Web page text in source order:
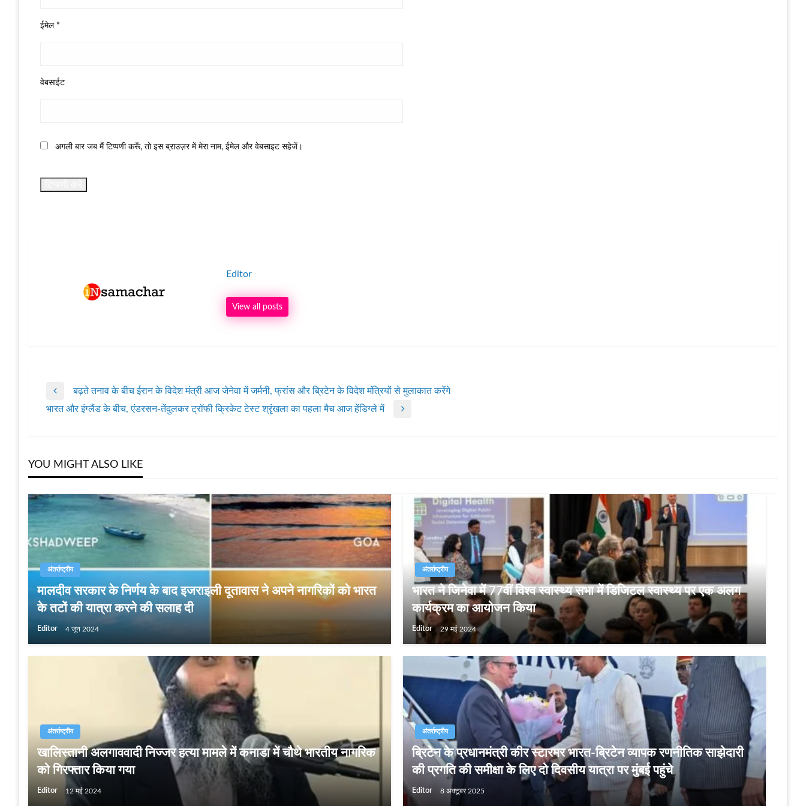
ईमेल *
वेबसाईट
अगली बार जब मैं टिप्पणी करूँ, तो इस ब्राउज़र में मेरा नाम, ईमेल और वेबसाइट सहेजें।
Editor
View all posts
पोस्ट
Previous
Post
बढ़ते तनाव के बीच ईरान के विदेश मंत्री आज जेनेवा में जर्मनी, फ्रांस और ब्रिटेन के विदेश मंत्रियों से मुलाकात करेंगे
Next
भारत और इंग्‍लैंड के बीच, एंडरसन-तेंदुलकर ट्रॉफी क्रिकेट टेस्‍ट श्रृंखला का पहला मैच आज हेंडिग्‍ले में
YOU MIGHT ALSO LIKE
अंतर्राष्ट्रीय
मालदीव सरकार के निर्णय के बाद इजराइली दूतावास ने अपने नागरिकों को भारत
के तटों की यात्रा करने की सलाह दी
Editor 4 जून 2024
अंतर्राष्ट्रीय
भारत ने जिनेवा में 77वीं विश्व स्वास्थ्य सभा में डिजिटल स्वास्थ्य पर एक अलग
कार्यक्रम का आयोजन किया
Editor 29 मई 2024
अंतर्राष्ट्रीय
खालिस्तानी अलगाववादी निज्जर हत्या मामले में कनाडा में चौथे भारतीय नागरिक
को गिरफ्तार किया गया
Editor 12 मई 2024
अंतर्राष्ट्रीय
ब्रिटेन के प्रधानमंत्री कीर स्टारमर भारत-ब्रिटेन व्यापक रणनीतिक साझेदारी
की प्रगति की समीक्षा के लिए दो दिवसीय यात्रा पर मुंबई पहुंचे
Editor 8 अक्टूबर 2025